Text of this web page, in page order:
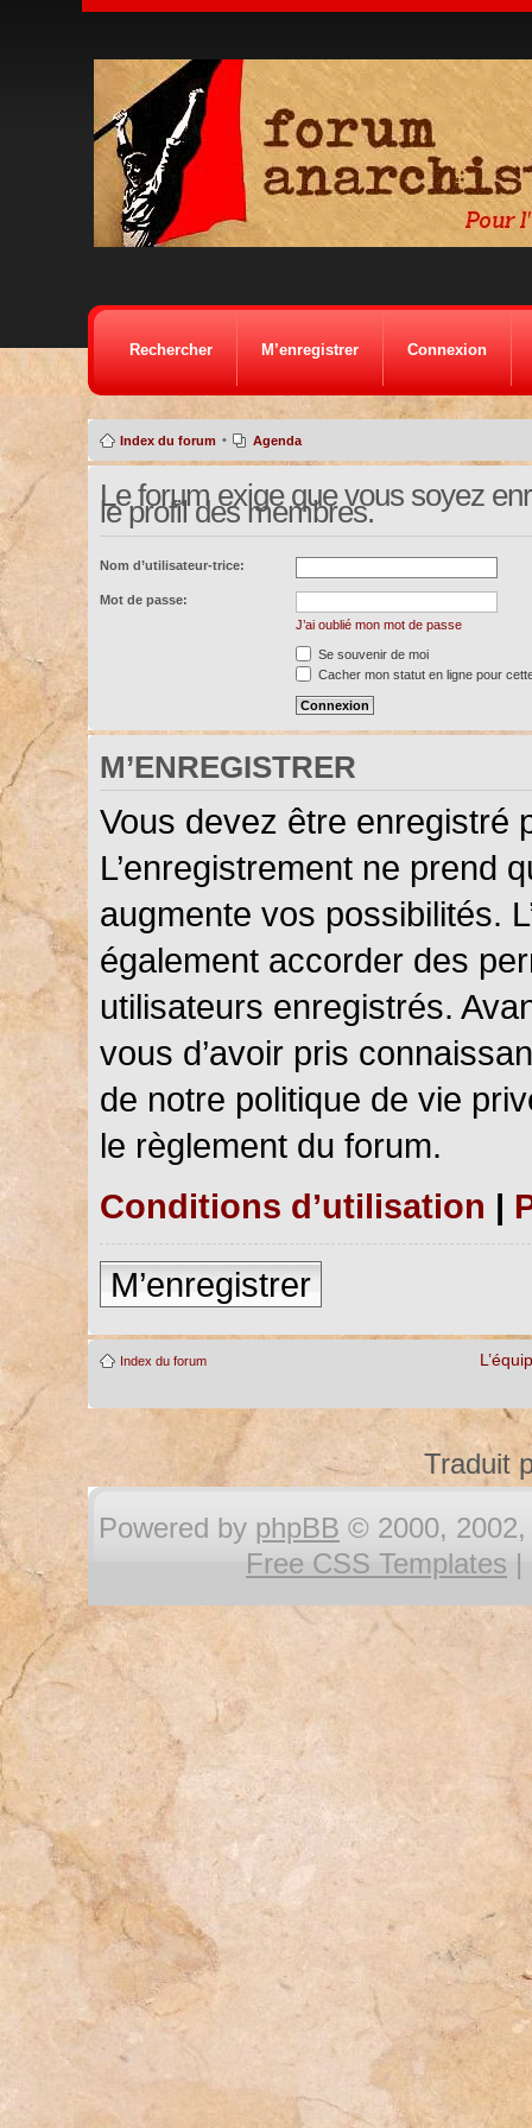
Rechercher M’enregistrer Connexion
Index du forum • Agenda
Le forum exige que vous soyez
le profil des membres.
Nom d’utilisateur-trice:
Mot de passe:
J’ai oublié mon mot de passe
Se souvenir de moi
Cacher mon statut en ligne pour
M’ENREGISTRER
Vous devez être enregistré
L’enregistrement ne prend
augmente vos possibilités.
également accorder des
utilisateurs enregistrés.
vous d’avoir pris
de notre politique de vie
le règlement du forum.
Conditions d’utilisation |
M’enregistrer
Index du forum
Traduit
Powered by phpBB © 2000, 2002,
Free CSS Templates |